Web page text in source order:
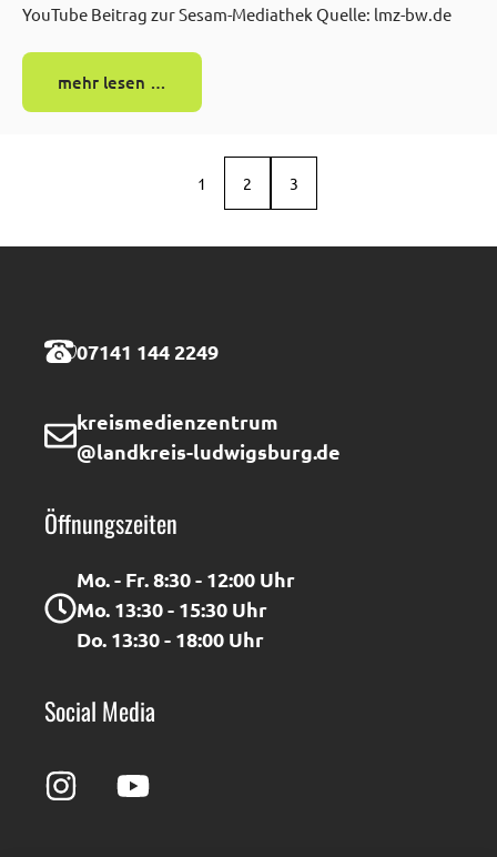
YouTube Beitrag zur Sesam-Mediathek Quelle: lmz-bw.de
mehr lesen …
1 2 3
07141 144 2249
kreismedienzentrum
@landkreis-ludwigsburg.de
Öffnungszeiten
Mo. - Fr. 8:30 - 12:00 Uhr
Mo. 13:30 - 15:30 Uhr
Do. 13:30 - 18:00 Uhr
Social Media